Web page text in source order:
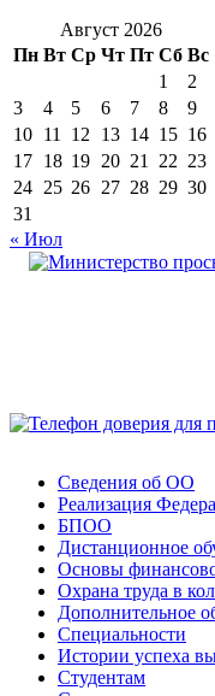
Август 2026
Пн Вт Ср Чт Пт Сб Вс
1
2
3
4 5 6 7 8
9
10 11 12 13 14 15 16
17 18 19 20 21 22 23
24 25 26 27 28 29 30
31
« Июл
Сведения об ОО
Реализация
БПОО
Дистанционное
Основы
Охрана труда в
Дополнительное
Специальности
Истории успеха
Студентам